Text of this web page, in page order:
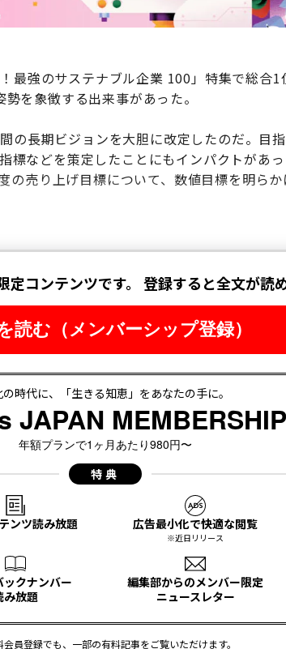
最強のサステナブル企業 100」特集で総合1
を象徴する出来事があった。
の長期ビジョンを大胆に改定したのだ。目
標などを策定したことにもインパクトがあ
の売り上げ目標について、数値目標を明ら